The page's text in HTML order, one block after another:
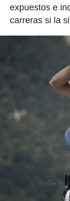
expuestos e
carreras si la